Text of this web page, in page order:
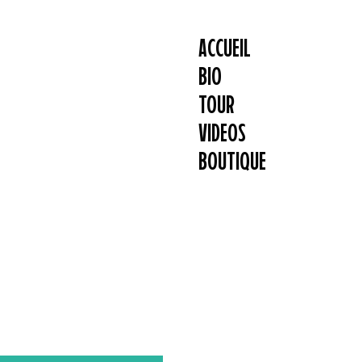
ACCUEIL
BIO
TOUR
VIDEOS
BOUTIQUE